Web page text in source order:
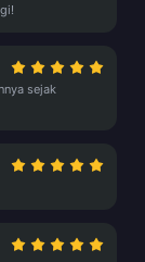
sejak